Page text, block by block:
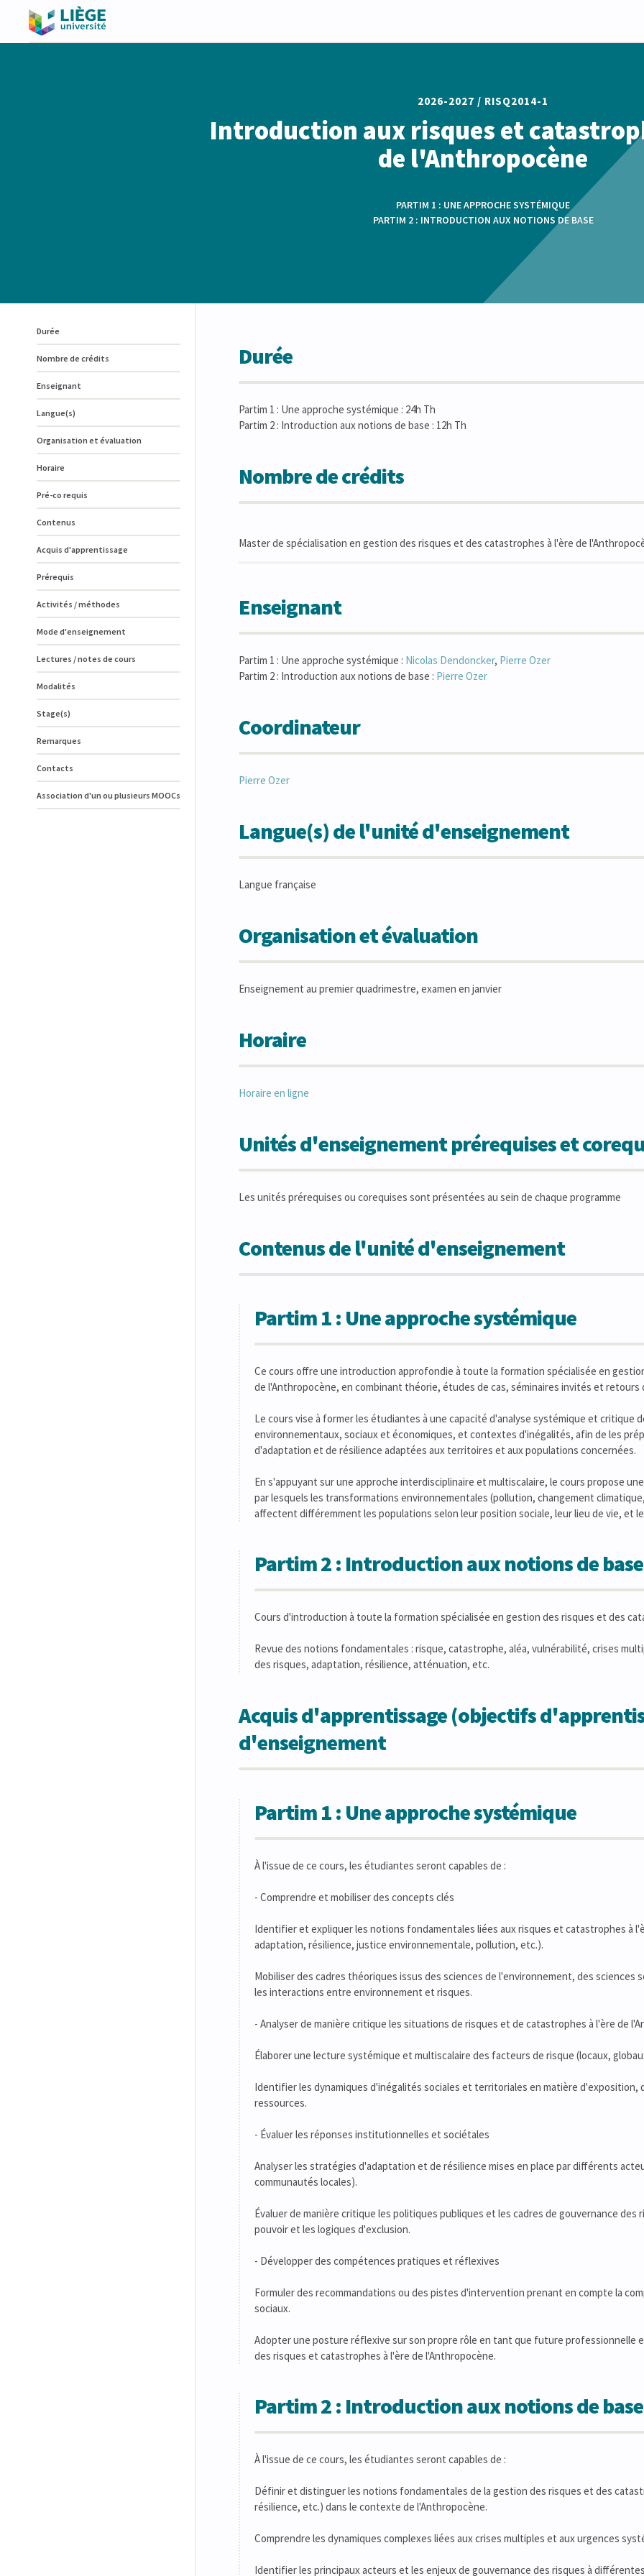
2026-2027 / RISQ2014-1
Introduction aux risques et
de l'Anthropocène
PARTIM 1 : UNE APPROCHE SYSTÉMIQUE
PARTIM 2 : INTRODUCTION AUX NOTIONS DE BASE
Durée
Nombre de crédits
Enseignant
Langue(s)
Organisation et évaluation
Horaire
Pré-co requis
Contenus
Acquis d'apprentissage
Prérequis
Activités / méthodes
Mode d'enseignement
Lectures / notes de cours
Modalités
Stage(s)
Remarques
Contacts
Association d'un ou plusieurs MOOCs
Durée
Partim 1 : Une approche systémique : 24h Th
Partim 2 : Introduction aux notions de base : 12h Th
Nombre de crédits
Master de spécialisation en gestion des risques et des catastrophes à l'ère de
Enseignant
Partim 1 : Une approche systémique : Nicolas Dendoncker, Pierre Ozer
Partim 2 : Introduction aux notions de base : Pierre Ozer
Coordinateur
Pierre Ozer
Langue(s) de l'unité d'enseignement
Langue française
Organisation et évaluation
Enseignement au premier quadrimestre, examen en janvier
Horaire
Horaire en ligne
Unités d'enseignement prérequises et
Les unités prérequises ou corequises sont présentées au sein de chaque programme
Contenus de l'unité d'enseignement
Partim 1 : Une approche systémique
Ce cours offre une introduction approfondie à toute la formation spécialisée en
de l'Anthropocène, en combinant théorie, études de cas, séminaires invités et retours
Le cours vise à former les étudiantes à une capacité d'analyse systémique et
environnementaux, sociaux et économiques, et contextes d'inégalités, afin de les
d'adaptation et de résilience adaptées aux territoires et aux populations concernées.
En s'appuyant sur une approche interdisciplinaire et multiscalaire, le cours propose
par lesquels les transformations environnementales (pollution, changement
affectent différemment les populations selon leur position sociale, leur lieu de vie, et
Partim 2 : Introduction aux notions de base
Cours d'introduction à toute la formation spécialisée en gestion des risques et des
Revue des notions fondamentales : risque, catastrophe, aléa, vulnérabilité, crises
des risques, adaptation, résilience, atténuation, etc.
Acquis d'apprentissage (objectifs
d'enseignement
Partim 1 : Une approche systémique
À l'issue de ce cours, les étudiantes seront capables de :
- Comprendre et mobiliser des concepts clés
Identifier et expliquer les notions fondamentales liées aux risques et catastrophes à
adaptation, résilience, justice environnementale, pollution, etc.).
Mobiliser des cadres théoriques issus des sciences de l'environnement, des sciences
les interactions entre environnement et risques.
- Analyser de manière critique les situations de risques et de catastrophes à l'ère de
Élaborer une lecture systémique et multiscalaire des facteurs de risque (locaux,
Identifier les dynamiques d'inégalités sociales et territoriales en matière d'exposition,
ressources.
- Évaluer les réponses institutionnelles et sociétales
Analyser les stratégies d'adaptation et de résilience mises en place par différents
communautés locales).
Évaluer de manière critique les politiques publiques et les cadres de gouvernance
pouvoir et les logiques d'exclusion.
- Développer des compétences pratiques et réflexives
Formuler des recommandations ou des pistes d'intervention prenant en compte la
sociaux.
Adopter une posture réflexive sur son propre rôle en tant que future professionnelle
des risques et catastrophes à l'ère de l'Anthropocène.
Partim 2 : Introduction aux notions de base
À l'issue de ce cours, les étudiantes seront capables de :
Définir et distinguer les notions fondamentales de la gestion des risques et des
résilience, etc.) dans le contexte de l'Anthropocène.
Comprendre les dynamiques complexes liées aux crises multiples et aux urgences
Identifier les principaux acteurs et les enjeux de gouvernance des risques à